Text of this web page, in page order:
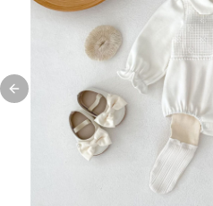
Previous slide